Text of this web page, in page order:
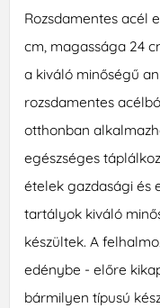
Rozsdamentes acél
cm, magassága 24
a kiváló minőségű
rozsdamentes
otthonban
egészséges
ételek gazdasági és
tartályok kiváló
készültek. A
edénybe - előre
bármilyen típusú